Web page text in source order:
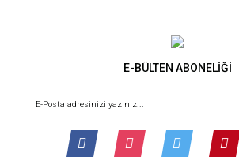
E-BÜLTEN ABONELİĞİ